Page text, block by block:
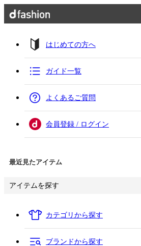
はじめての方へ
ガイド一覧
よくあるご質問
会員登録 / ログイン
最近見たアイテム
アイテムを探す
カテゴリから探す
ブランドから探す